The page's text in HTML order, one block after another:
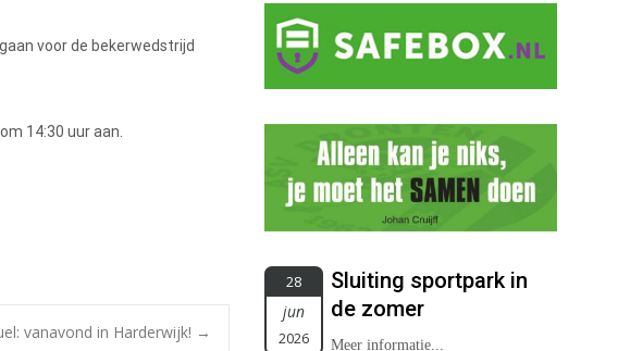
voor de bekerwedstrijd
14:30 uur aan.
vanavond in Harderwijk! →
28
jun
2026
Sluiting sportpark in
de zomer
Meer informatie...